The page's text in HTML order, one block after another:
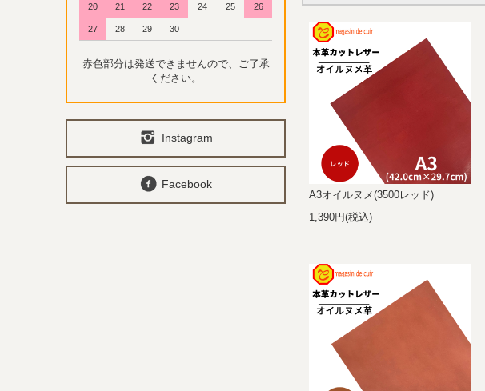
A3オイルヌメ(3500レッド)
1,390円(税込)
20 21 22 23 24 25 26
27 28 29 30
赤色部分は発送できませんので、ご了承
ください。
Instagram
Facebook